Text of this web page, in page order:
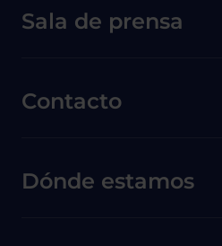
Menú secundario de pie de página
Sala de prensa
Contacto
Dónde estamos